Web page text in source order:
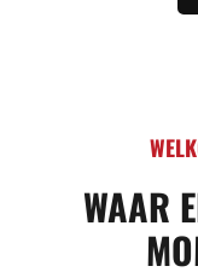
WAAR